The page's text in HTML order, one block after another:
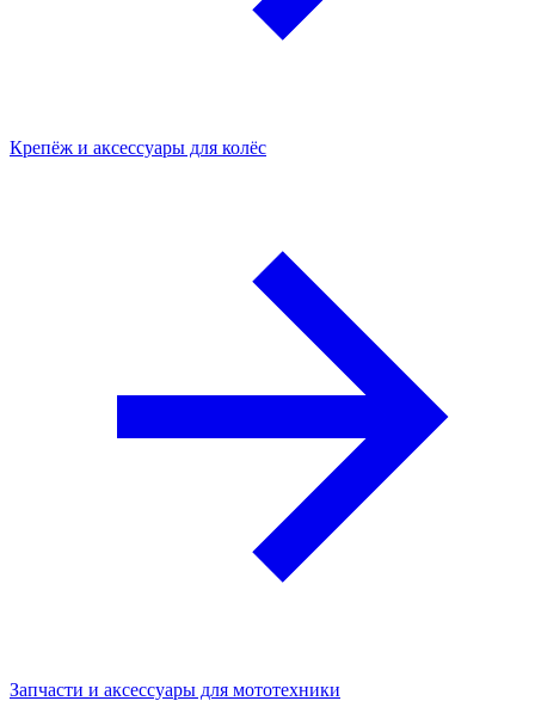
Крепёж и аксессуары для колёс
Запчасти и аксессуары для мототехники